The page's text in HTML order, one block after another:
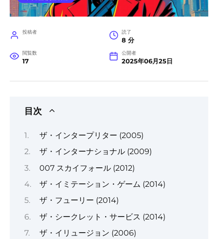
投稿者 読了
8 分
閲覧数
17
公開者
2025年06月25日
目次
ザ・インタープリター (2005)
ザ・インターナショナル (2009)
007 スカイフォール (2012)
ザ・イミテーション・ゲーム (2014)
ザ・フューリー (2014)
ザ・シークレット・サービス (2014)
ザ・イリュージョン (2006)